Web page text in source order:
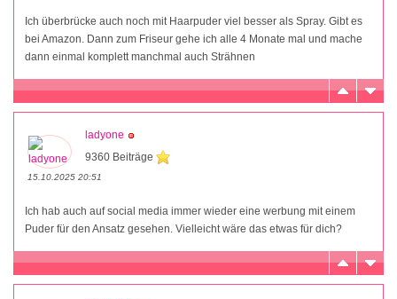
Ich überbrücke auch noch mit Haarpuder viel besser als Spray. Gibt es
bei Amazon. Dann zum Friseur gehe ich alle 4 Monate mal und mache
dann einmal komplett manchmal auch Strähnen
ladyone
9360 Beiträge
15.10.2025 20:51
Ich hab auch auf social media immer wieder eine werbung mit einem
Puder für den Ansatz gesehen. Vielleicht wäre das etwas für dich?